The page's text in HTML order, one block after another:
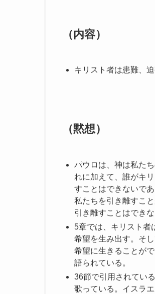
（内容）
キリスト者は患難、
（黙想）
パウロは、神は私た
れに加えて、誰がキ
すことはできないで
私たちを引き離すこ
引き離すことはでき
5章では、キリスト者
希望を生み出す。そ
希望に生きることが
語られている。
36節で引用されてい
歌っている。イスラ